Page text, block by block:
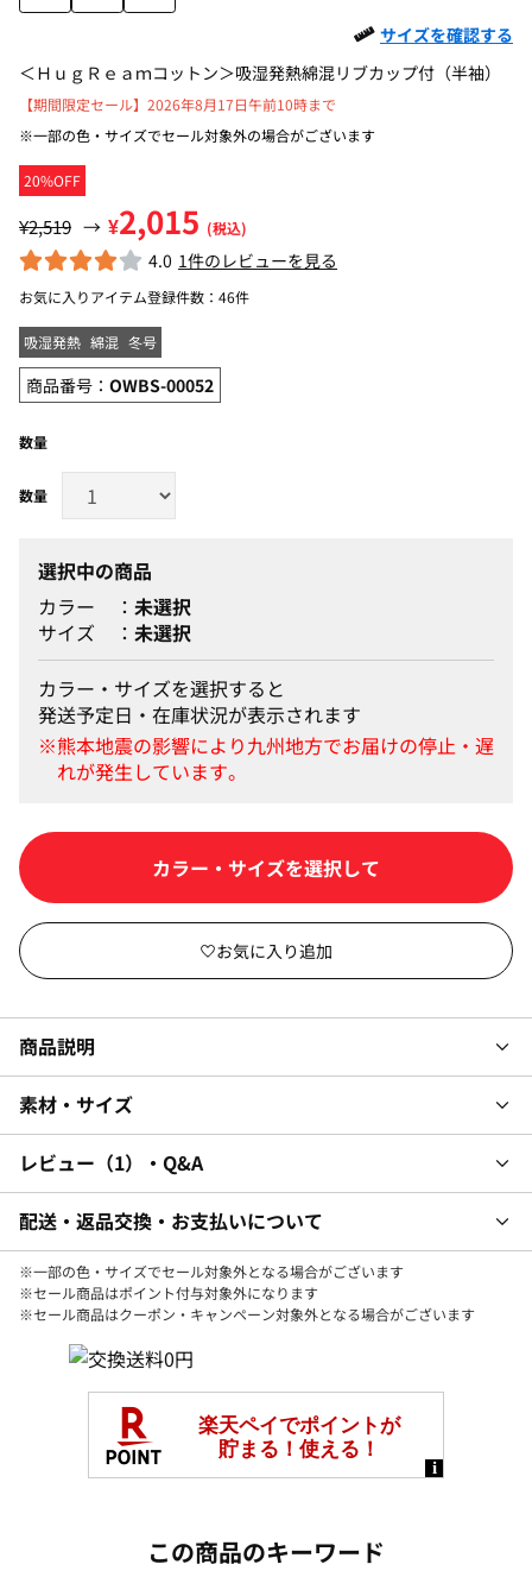
サイズを確認する
＜ＨｕｇＲｅａｍコットン＞吸湿発熱綿混リブカップ付（半袖）
20%OFF
【期間限定セール】2026年8月17日午前10時まで
※一部の色・サイズでセール対象外の場合がございます
¥2,519 → ¥2,015 (税込)
4.0 1件のレビューを見る
お気に入りアイテム登録件数： 46件
吸湿発熱 綿混 冬号
商品番号： OWBS-00052
数量
選択中の商品
カラー
未選択
サイズ
未選択
カラー・サイズを選択すると
発送予定日・在庫状況が表示されます
カラー・サイズを選択して
商品説明
素材・サイズ
レビュー 1 ・Q&A
配送・返品交換・お支払いについて
※一部の色・サイズでセール対象外となる場合がございます
※セール商品はポイント付与対象外になります
※セール商品はクーポン・キャンペーン対象外となる場合がございます
この商品のキーワード